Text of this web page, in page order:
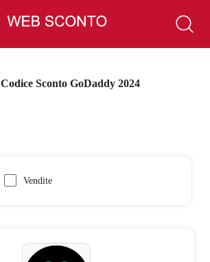
Codice Sconto GoDaddy 2024
Vendite